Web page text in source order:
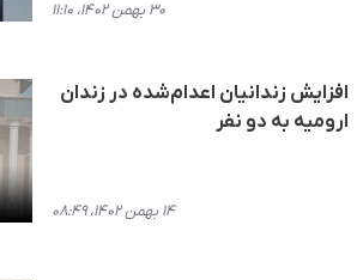
۳۰ بهمن ۱۴۰۲، ۱۱:۱۰
افزایش زندانیان اعدام‌شده در زندان
ارومیه به دو نفر
۱۴ بهمن ۱۴۰۲، ۰۸:۴۹